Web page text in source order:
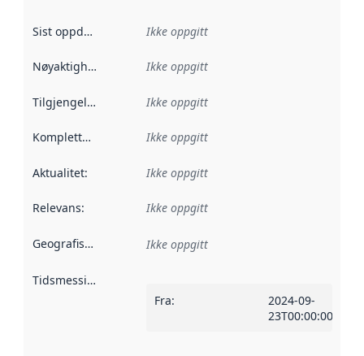
Sist oppdatert Ikke oppgitt
Nøyaktighet Ikke oppgitt
Tilgjengelighet Ikke oppgitt
Kompletthet Ikke oppgitt
Aktualitet: Ikke oppgitt
Relevans: Ikke oppgitt
Geografisk avgrensning :
Ikke oppgitt
Tidsmessig avgrensning
Fra:
2024-09-
23T00:00:00Z